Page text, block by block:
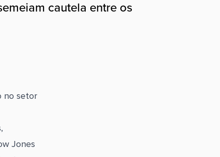
cautela entre os
no setor
Jones